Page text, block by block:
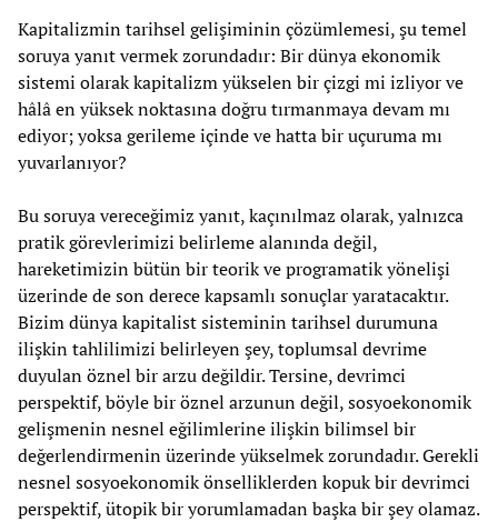
Kapitalizmin tarihsel gelişiminin çözümlemesi, şu temel
soruya yanıt vermek zorundadır: Bir dünya ekonomik
sistemi olarak kapitalizm yükselen bir çizgi mi izliyor ve
hâlâ en yüksek noktasına doğru tırmanmaya devam mı
ediyor; yoksa gerileme içinde ve hatta bir uçuruma mı
yuvarlanıyor?
Bu soruya vereceğimiz yanıt, kaçınılmaz olarak, yalnızca
pratik görevlerimizi belirleme alanında değil,
hareketimizin bütün bir teorik ve programatik yönelişi
üzerinde de son derece kapsamlı sonuçlar yaratacaktır.
Bizim dünya kapitalist sisteminin tarihsel durumuna
ilişkin tahlilimizi belirleyen şey, toplumsal devrime
duyulan öznel bir arzu değildir. Tersine, devrimci
perspektif, böyle bir öznel arzunun değil, sosyoekonomik
gelişmenin nesnel eğilimlerine ilişkin bilimsel bir
değerlendirmenin üzerinde yükselmek zorundadır. Gerekli
nesnel sosyoekonomik önselliklerden kopuk bir devrimci
perspektif, ütopik bir yorumlamadan başka bir şey olamaz.